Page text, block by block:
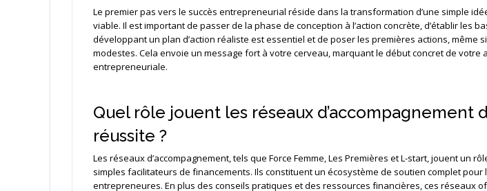
Le premier pas vers le succès entrepreneurial réside dans la transformation d’une simple
viable. Il est important de passer de la phase de conception à l’action concrète, d’établir les
développant un plan d’action réaliste est essentiel et de poser les premières actions, même
modestes. Cela envoie un message fort à votre cerveau, marquant le début concret de votre
entrepreneuriale.
Quel rôle jouent les réseaux d’accompagnement
réussite ?
Les réseaux d’accompagnement, tels que Force Femme, Les Premières et L-start, jouent un
simples facilitateurs de financements. Ils constituent un écosystème de soutien complet pour
entrepreneures. En plus des conseils pratiques et des ressources financières, ces réseaux